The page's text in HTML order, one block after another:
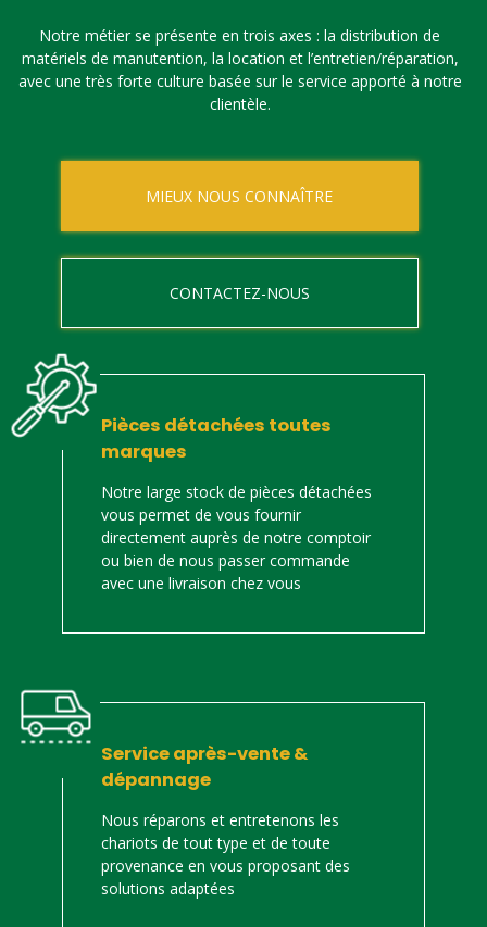
Notre métier se présente en trois axes : la distribution de
matériels de manutention, la location et l’entretien/réparation,
avec une très forte culture basée sur le service apporté à notre
clientèle.
MIEUX NOUS CONNAÎTRE
CONTACTEZ-NOUS
Pièces détachées toutes
marques
Notre large stock de pièces détachées
vous permet de vous fournir
directement auprès de notre comptoir
ou bien de nous passer commande
avec une livraison chez vous
Service après-vente &
dépannage
Nous réparons et entretenons les
chariots de tout type et de toute
provenance en vous proposant des
solutions adaptées